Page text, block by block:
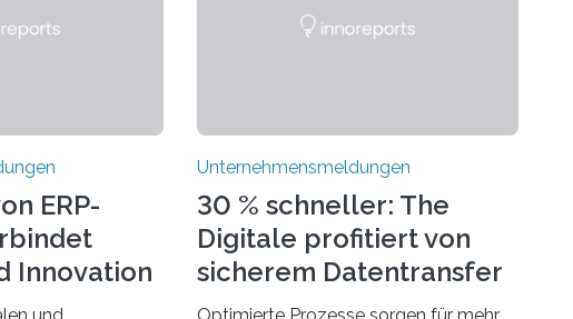
ERP-
Innovation
Unternehmensmeldungen
30 % schneller: The
Digitale profitiert von
sicherem Datentransfer
mit Dropbox